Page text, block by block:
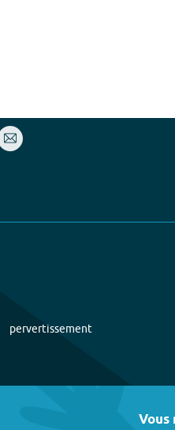
pervertissement
Vous